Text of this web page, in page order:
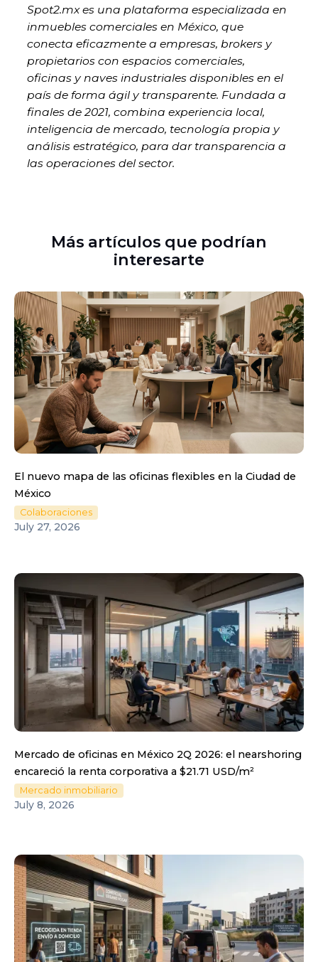
Spot2.mx es una plataforma especializada en
inmuebles comerciales en México, que
conecta eficazmente a empresas, brokers y
propietarios con espacios comerciales,
oficinas y naves industriales disponibles en el
país de forma ágil y transparente. Fundada a
finales de 2021, combina experiencia local,
inteligencia de mercado, tecnología propia y
análisis estratégico, para dar transparencia a
las operaciones del sector.
Más artículos que podrían
interesarte
El nuevo mapa de las oficinas flexibles en la Ciudad de
México
Colaboraciones
July 27, 2026
Mercado de oficinas en México 2Q 2026: el nearshoring
encareció la renta corporativa a $21.71 USD/m²
Mercado inmobiliario
July 8, 2026